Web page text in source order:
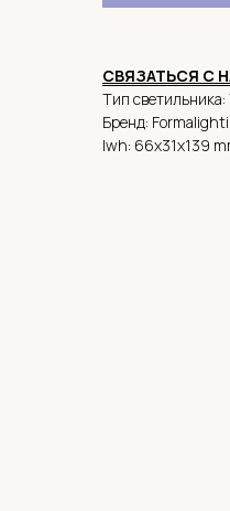
СВЯЗАТЬСЯ С
Тип
Бренд:
lwh: 66x31x139